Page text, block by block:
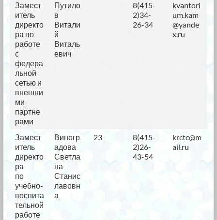
Замест
итель
директо
ра по
работе
с
федера
льной
сетью и
внешни
ми
партне
рами
Путило
в
Витали
й
Виталь
евич
8(415-
2)34-
26-34
kvantori
um.kam
@yande
x.ru
Замест
итель
директо
ра
по
учебно-
воспита
тельной
работе
Виногр
адова
Светла
на
Станис
лавовн
а
23
8(415-
2)26-
43-54
krctc@m
ail.ru